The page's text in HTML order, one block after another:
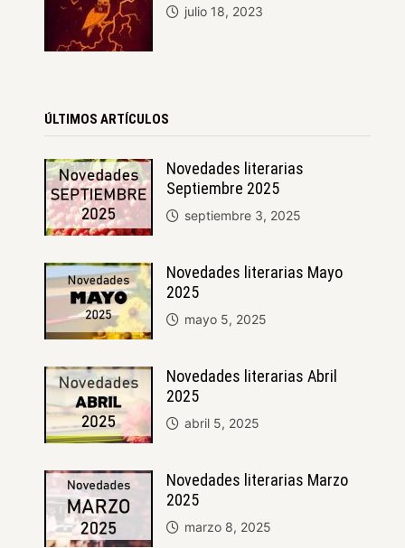
julio 18, 2023
ÚLTIMOS ARTÍCULOS
Novedades literarias
Septiembre 2025
septiembre 3, 2025
Novedades literarias Mayo
2025
mayo 5, 2025
Novedades literarias Abril
2025
abril 5, 2025
Novedades literarias Marzo
2025
marzo 8, 2025